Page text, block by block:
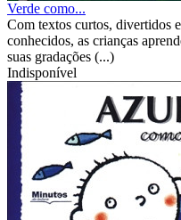
Verde como...
Com textos curtos, divertidos
conhecidos, as crianças
suas gradações (...)
Indisponível